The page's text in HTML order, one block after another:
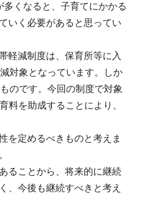
くなると、子育てにかかる
いく必要があると思ってい
軽減制度は、保育所等に入
対象となっています。しか
のです。今回の制度で対象
料を助成することにより、
を定めるべきものと考えま
ることから、将来的に継続
、今後も継続すべきと考え